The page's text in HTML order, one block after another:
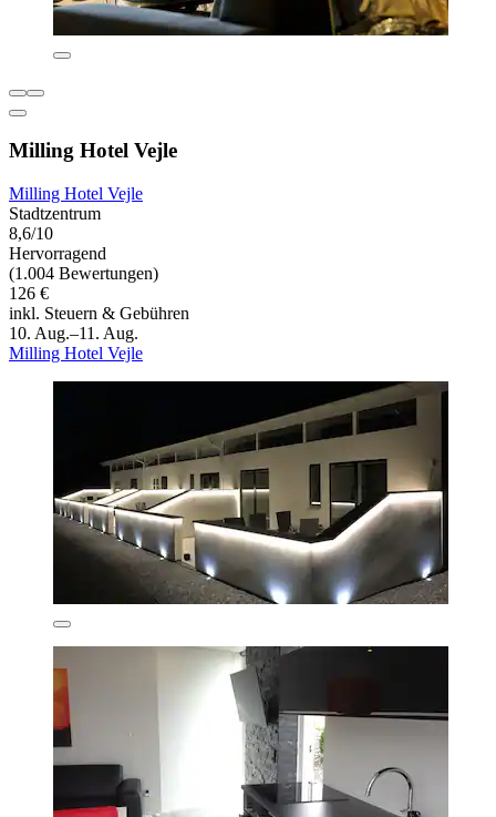
Milling Hotel Vejle
Milling Hotel Vejle
Stadtzentrum
8,6/10
Hervorragend
(1.004 Bewertungen)
126 €
inkl. Steuern & Gebühren
10. Aug.–11. Aug.
Milling Hotel Vejle